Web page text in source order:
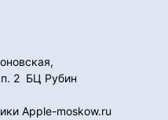
2 БЦ Рубин
Apple-moskow.ru